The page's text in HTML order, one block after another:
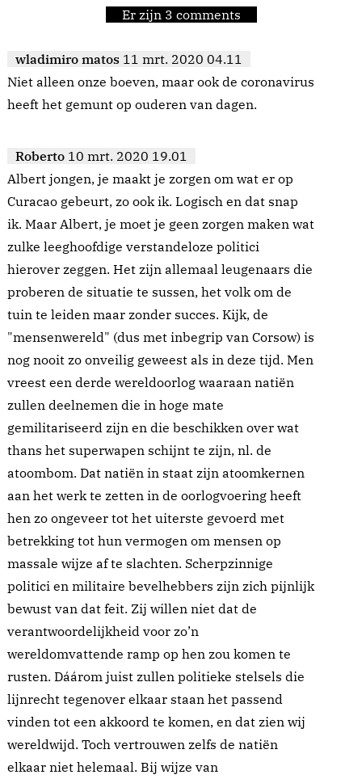
Er zijn 3 comments
wladimiro matos 11 mrt. 2020 04.11
Niet alleen onze boeven, maar ook de coronavirus
heeft het gemunt op ouderen van dagen.
Roberto 10 mrt. 2020 19.01
Albert jongen, je maakt je zorgen om wat er op
Curacao gebeurt, zo ook ik. Logisch en dat snap
ik. Maar Albert, je moet je geen zorgen maken wat
zulke leeghoofdige verstandeloze politici
hierover zeggen. Het zijn allemaal leugenaars die
proberen de situatie te sussen, het volk om de
tuin te leiden maar zonder succes. Kijk, de
"mensenwereld" (dus met inbegrip van Corsow) is
nog nooit zo onveilig geweest als in deze tijd. Men
vreest een derde wereldoorlog waaraan natiën
zullen deelnemen die in hoge mate
gemilitariseerd zijn en die beschikken over wat
thans het superwapen schijnt te zijn, nl. de
atoombom. Dat natiën in staat zijn atoomkernen
aan het werk te zetten in de oorlogvoering heeft
hen zo ongeveer tot het uiterste gevoerd met
betrekking tot hun vermogen om mensen op
massale wijze af te slachten. Scherpzinnige
politici en militaire bevelhebbers zijn zich pijnlijk
bewust van dat feit. Zij willen niet dat de
verantwoordelijkheid voor zo’n
wereldomvattende ramp op hen zou komen te
rusten. Dáárom juist zullen politieke stelsels die
lijnrecht tegenover elkaar staan het passend
vinden tot een akkoord te komen, en dat zien wij
wereldwijd. Toch vertrouwen zelfs de natiën
elkaar niet helemaal. Bij wijze van